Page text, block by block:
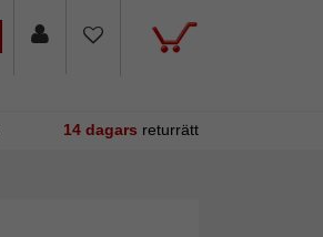
14 dagars returrätt